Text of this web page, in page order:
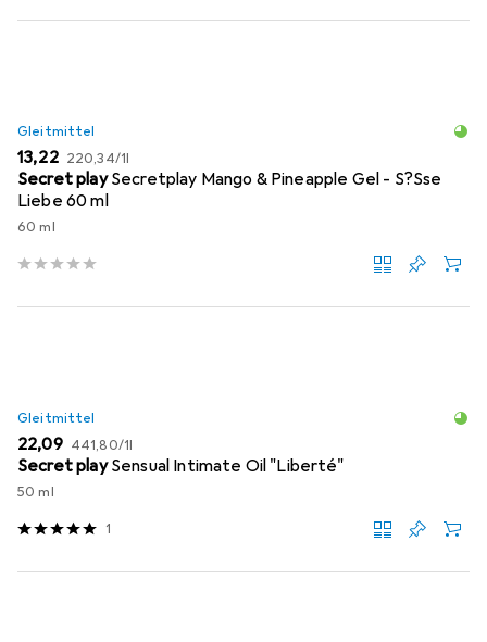
Gleitmittel
EUR
13,22 EUR
220,34/1l
Secret play Secretplay Mango & Pineapple Gel - S?Sse
Liebe 60 ml
60 ml
Gleitmittel
EUR
22,09 EUR
441,80/1l
Secret play Sensual Intimate Oil "Liberté"
50 ml
1